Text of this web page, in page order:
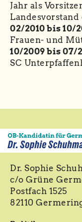
Jahr als
Landesvorstand
02/2010 bis 10/
Frauen- und
10/2009 bis 07/
SC
Dr. Sophie
c/o Grüne
Postfach 1525
82110